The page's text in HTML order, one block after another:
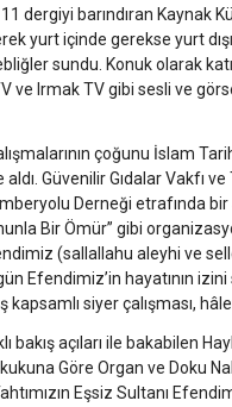
dergiyi barındıran Kaynak
yurt içinde gerekse yurt
sundu. Konuk olarak
ve Irmak TV gibi sesli ve
çoğunu İslam
Güvenilir Gıdalar Vakfı
Derneği etrafında
Bir Ömür” gibi
(sallallahu aleyhi ve
Efendimiz’in hayatının
siyer çalışması,
açıları ile bakabilen
Göre Organ ve Doku
Eşsiz Sultanı